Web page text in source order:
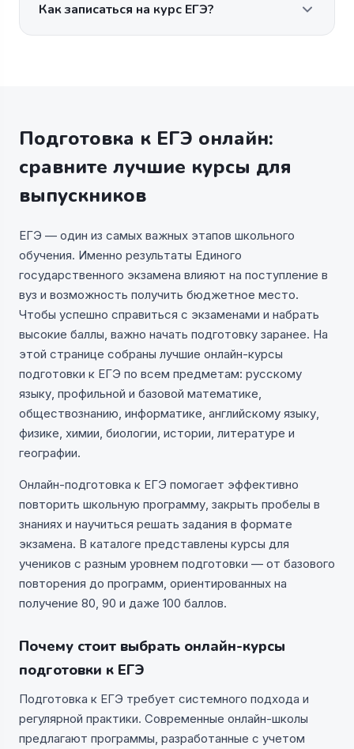
Как записаться на курс ЕГЭ?
Подготовка к ЕГЭ онлайн:
сравните лучшие курсы для
выпускников
ЕГЭ — один из самых важных этапов школьного
обучения. Именно результаты Единого
государственного экзамена влияют на поступление в
вуз и возможность получить бюджетное место.
Чтобы успешно справиться с экзаменами и набрать
высокие баллы, важно начать подготовку заранее. На
этой странице собраны лучшие онлайн-курсы
подготовки к ЕГЭ по всем предметам: русскому
языку, профильной и базовой математике,
обществознанию, информатике, английскому языку,
физике, химии, биологии, истории, литературе и
географии.
Онлайн-подготовка к ЕГЭ помогает эффективно
повторить школьную программу, закрыть пробелы в
знаниях и научиться решать задания в формате
экзамена. В каталоге представлены курсы для
учеников с разным уровнем подготовки — от базового
повторения до программ, ориентированных на
получение 80, 90 и даже 100 баллов.
Почему стоит выбрать онлайн-курсы
подготовки к ЕГЭ
Подготовка к ЕГЭ требует системного подхода и
регулярной практики. Современные онлайн-школы
предлагают программы, разработанные с учетом